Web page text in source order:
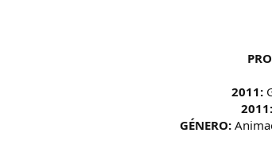
2011:
2011:
GÉNERO: